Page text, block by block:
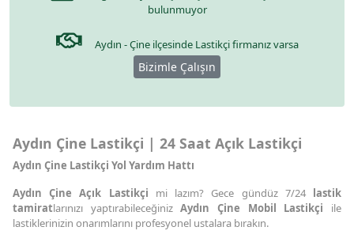
bulunmuyor
Aydın - Çine ilçesinde Lastikçi firmanız varsa
Bizimle Çalışın
Aydın Çine Lastikçi | 24 Saat Açık Lastikçi
Aydın Çine Lastikçi Yol Yardım Hattı
Aydın Çine Açık Lastikçi mi lazım? Gece gündüz 7/24 lastik
tamiratlarınızı yaptırabileceğinizAydın Çine Mobil Lastikçi ile
lastiklerinizin onarımlarını profesyonel ustalara bırakın.